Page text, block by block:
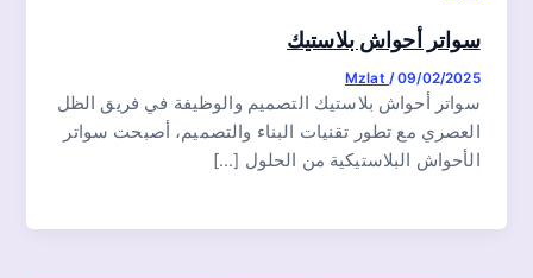
سواتر أحواش بلاستيك
Mzlat /09/02/2025
سواتر أحواش بلاستيك التصميم والوظيفة في فريق الظل
العصري مع تطور تقنيات البناء والتصميم، أصبحت سواتر
الأحواش البلاستيكية من الحلول […]